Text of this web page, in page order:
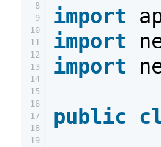
8
9
10
11
12
13
14
15
16
17
18
19
import
import
import
public